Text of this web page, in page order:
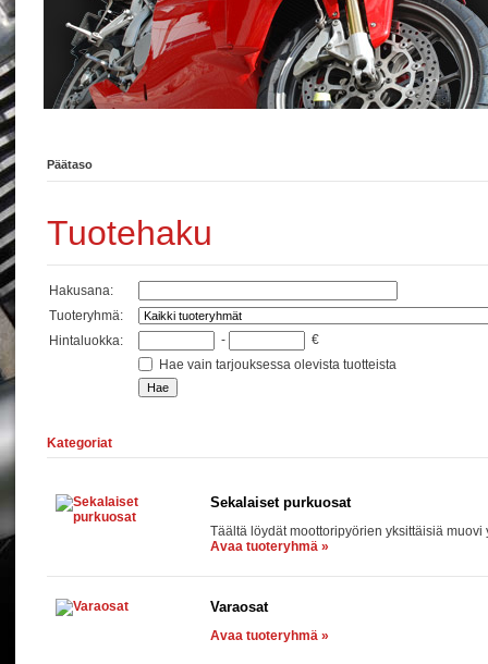
Päätaso
Tuotehaku
Hakusana:
Tuoteryhmä:
Hintaluokka: -
€
Hae vain tarjouksessa olevista tuotteista
Kategoriat
Sekalaiset purkuosat
Täältä löydät moottoripyörien yksittäisiä muovi
Avaa tuoteryhmä »
Varaosat
Avaa tuoteryhmä »